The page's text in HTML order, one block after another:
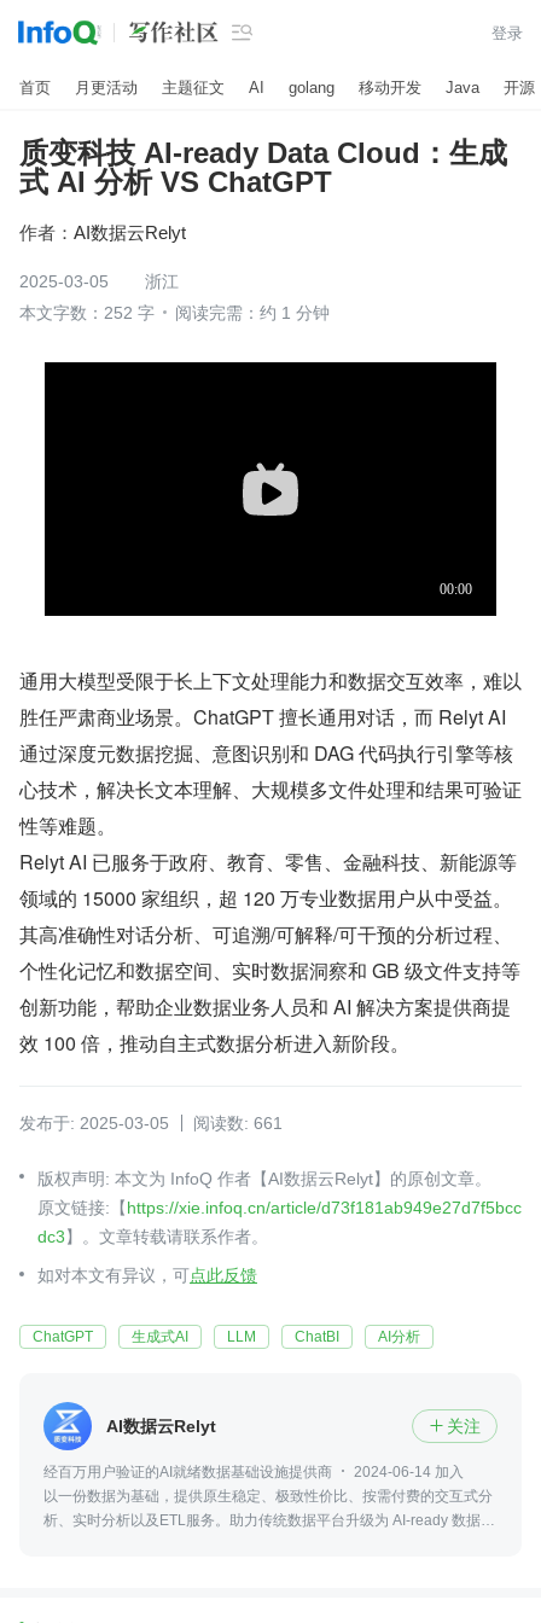
 登录
首页 月更活动 主题征文 AI golang 移动开发 Java 开源
质变科技 AI-ready Data Cloud：生成
式 AI 分析 VS ChatGPT
作者： AI数据云Relyt
2025-03-05
浙江
本文字数：252 字
阅读完需：约 1 分钟
通用大模型受限于长上下文处理能力和数据交互效率，难以
胜任严肃商业场景。ChatGPT 擅长通用对话，而 Relyt AI
通过深度元数据挖掘、意图识别和 DAG 代码执行引擎等核
心技术，解决长文本理解、大规模多文件处理和结果可验证
性等难题。
Relyt AI 已服务于政府、教育、零售、金融科技、新能源等
领域的 15000 家组织，超 120 万专业数据用户从中受益。
其高准确性对话分析、可追溯/可解释/可干预的分析过程、
个性化记忆和数据空间、实时数据洞察和 GB 级文件支持等
创新功能，帮助企业数据业务人员和 AI 解决方案提供商提
效 100 倍，推动自主式数据分析进入新阶段。
发布于: 2025-03-05 阅读数: 661
版权声明: 本文为 InfoQ 作者【AI数据云Relyt】的原创文章。
原文链接:【https://xie.infoq.cn/article/d73f181ab949e27d7f5bcc
dc3】。文章转载请联系作者。
如对本文有异议，可点此反馈
ChatGPT 生成式AI LLM ChatBI AI分析
AI数据云Relyt  关注
经百万用户验证的AI就绪数据基础设施提供商
2024-06-14 加入
以一份数据为基础，提供原生稳定、极致性价比、按需付费的交互式分
析、实时分析以及ETL服务。助力传统数据平台升级为 AI-ready 数据平